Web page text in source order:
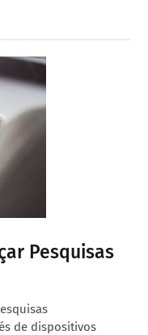
Pesquisas
de dispositivos